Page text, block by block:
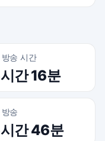
송 시간
간 16분
송
간 46분